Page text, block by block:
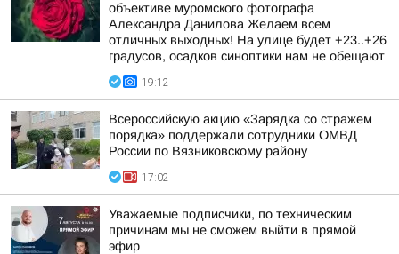
объективе муромского фотографа
Александра Данилова Желаем всем
отличных выходных! На улице будет +23..+26
градусов, осадков синоптики нам не обещают
19:12
Всероссийскую акцию «Зарядка со стражем
порядка» поддержали сотрудники ОМВД
России по Вязниковскому району
17:02
Уважаемые подписчики, по техническим
причинам мы не сможем выйти в прямой
эфир